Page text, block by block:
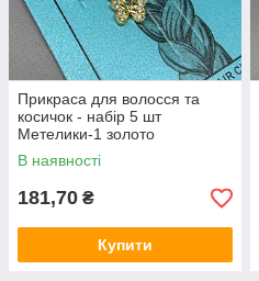
Прикраса для волосся та
косичок - набір 5 шт
Метелики-1 золото
В наявності
181,70 ₴
Купити